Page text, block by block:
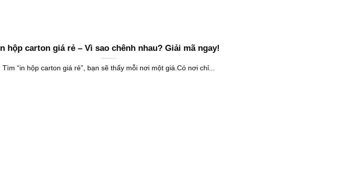
In hộp carton giá rẻ – Vì sao chênh nhau? Giải mã ngay!
Tìm “in hộp carton giá rẻ”, bạn sẽ thấy mỗi nơi một giá.Có nơi chỉ...